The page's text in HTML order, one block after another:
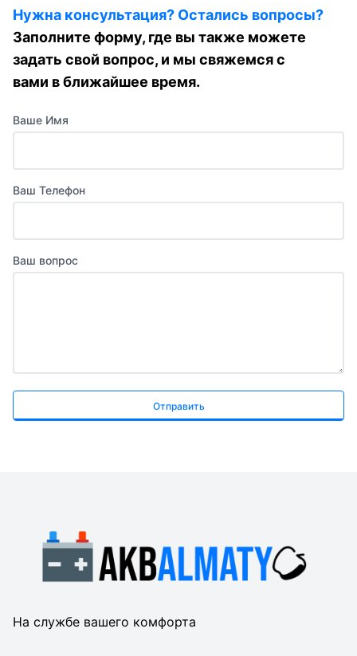
Нужна консультация? Остались вопросы?
Заполните форму, где вы также можете
задать свой вопрос, и мы свяжемся с
вами в ближайшее время.
Ваше Имя
Ваш Телефон
Ваш вопрос
Отправить
На службе вашего комфорта